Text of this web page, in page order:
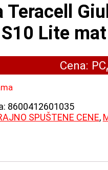
Teracell
Lite
Cena:
8600412601035
SPUŠTENE CENE,